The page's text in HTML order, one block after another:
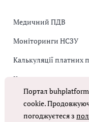
Медичний ПДВ
Моніторинги НСЗУ
Калькуляції платних
Коригувальна
Оплата праці в КНП
Портал
cookie.
погоджуєтеся з